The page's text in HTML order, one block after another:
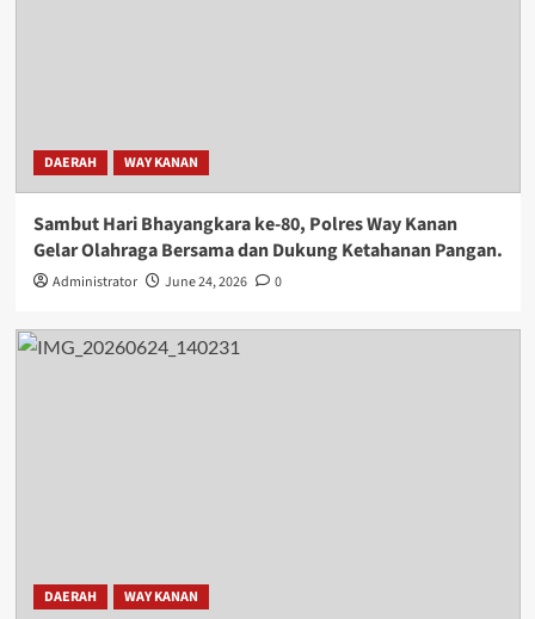
DAERAH WAY KANAN
Sambut Hari Bhayangkara ke-80, Polres Way Kanan
Gelar Olahraga Bersama dan Dukung Ketahanan Pangan.
Administrator June 24, 2026 0
DAERAH WAY KANAN